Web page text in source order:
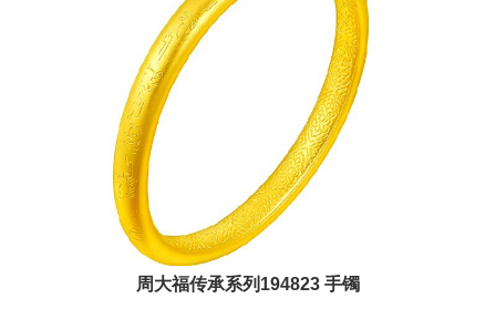
周大福传承系列194823 手镯